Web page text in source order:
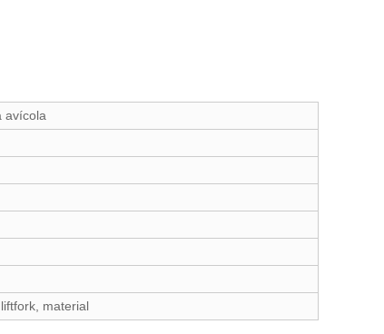
avícola
material